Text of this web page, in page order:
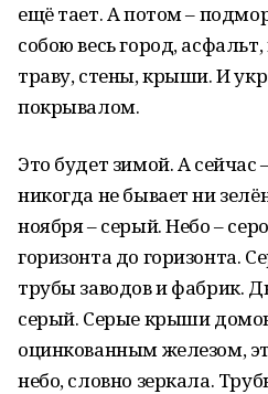
ещё тает. А потом –
собою весь город,
траву, стены, крыши. И
покрывалом.
Это будет зимой. А сейчас
никогда не бывает ни
ноября – серый. Небо –
горизонта до горизонта.
трубы заводов и фабрик.
серый. Серые крыши
оцинкованным железом,
небо, словно зеркала.